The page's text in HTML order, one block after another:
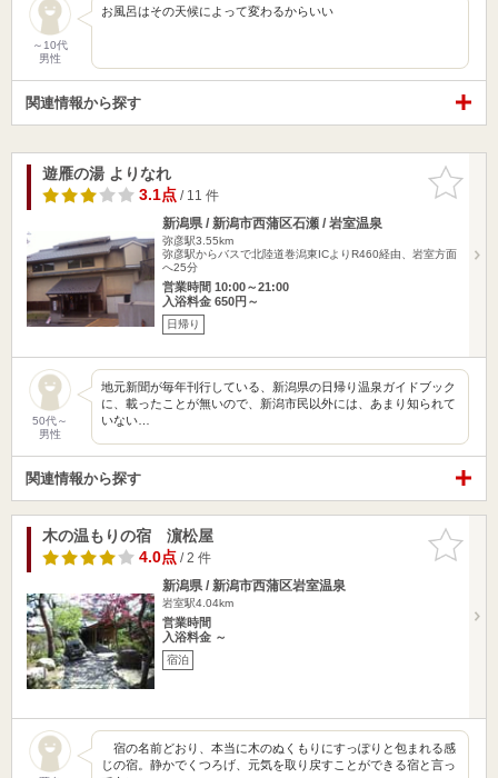
～10代
男性
お風呂はその天候によって変わるからいい
関連情報から探す
お気に入
りに追加
遊雁の湯 よりなれ
3.1点/ 11 件
新潟県 / 新潟市西蒲区石瀬 / 岩室温泉
弥彦駅3.55km
弥彦駅からバスで北陸道巻潟東ICよりR460経由、岩室方面
へ25分
営業時間 10:00～21:00
入浴料金 650円～
日帰り
50代～
男性
地元新聞が毎年刊行している、新潟県の日帰り温泉ガイドブック
に、載ったことが無いので、新潟市民以外には、あまり知られて
いない…
関連情報から探す
お気に入
りに追加
木の温もりの宿 濵松屋
4.0点/ 2 件
新潟県 / 新潟市西蒲区岩室温泉
岩室駅4.04km
営業時間
入浴料金 ～
宿泊
宿の名前どおり、本当に木のぬくもりにすっぽりと包まれる感
じの宿。静かでくつろげ、元気を取り戻すことができる宿と言っ